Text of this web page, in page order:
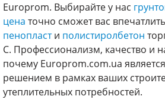
Europrom. Выбирайте у нас
цена точно сможет вас
пенопласти полистиролбетон
C. Профессионализм, качество и
почему Europrom.com.ua
решением в рамках ваших
утеплительных потребностей.